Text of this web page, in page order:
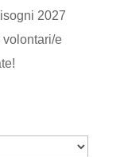
2027
volontari/e